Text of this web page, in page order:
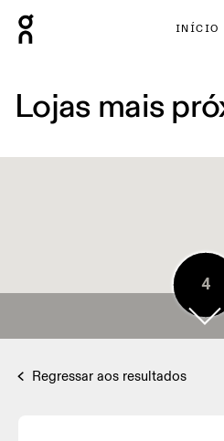
INÍCIO
Lojas mais
5
4
Regressar aos resultados